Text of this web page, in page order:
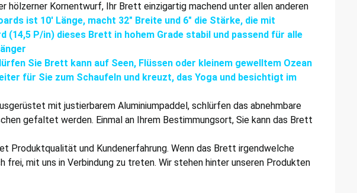
hölzerner Kornentwurf, Ihr Brett einzigartig machend unter allen anderen
ist 10' Länge, macht 32" Breite und 6" die Stärke, die mit
(14,5 P/in) dieses Brett in hohem Grade stabil und passend für alle
Sie Brett kann auf Seen, Flüssen oder kleinem gewelltem Ozean
für Sie zum Schaufeln und kreuzt, das Yoga und besichtigt im
mit justierbarem Aluminiumpaddel, schlürfen das abnehmbare
gefaltet werden. Einmal an Ihrem Bestimmungsort, Sie kann das Brett
Produktqualität und Kundenerfahrung. Wenn das Brett irgendwelche
mit uns in Verbindung zu treten. Wir stehen hinter unseren Produkten